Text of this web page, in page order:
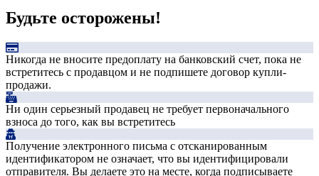
Будьте осторожены!
Никогда не вносите предоплату на банковский счет, пока не
встретитесь с продавцом и не подпишете договор купли-
продажи.
Ни один серьезный продавец не требует первоначального
взноса до того, как вы встретитесь
Получение электронного письма с отсканированным
идентификатором не означает, что вы идентифицировали
отправителя. Вы делаете это на месте, когда подписываете